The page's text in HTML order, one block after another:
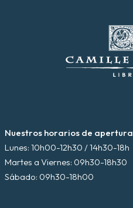
Nuestros horarios de apertura
Lunes: 10h00-12h30 / 14h30-18h
Martes a Viernes: 09h30-18h30
Sábado: 09h30-18h00